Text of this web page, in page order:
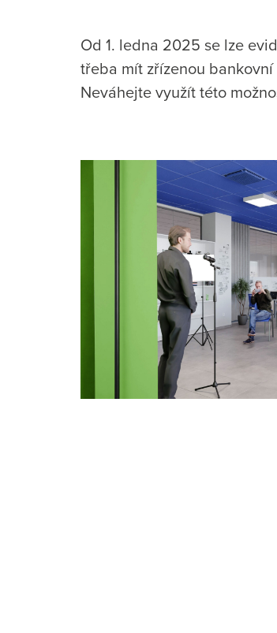
Od 1. ledna 2025 se lze
třeba mít zřízenou
Neváhejte využít této